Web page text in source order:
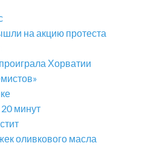
на акцию протеста
Хорватии
минут
оливкового масла